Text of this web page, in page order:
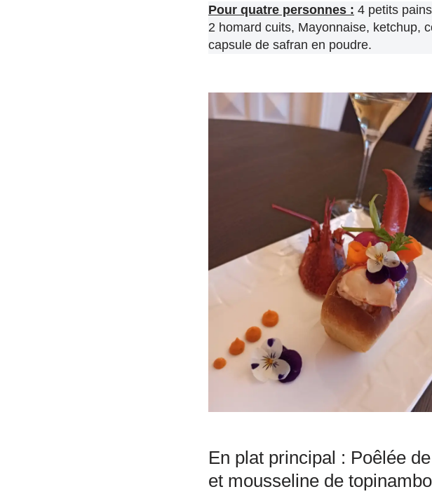
Pour quatre personnes : 4 petits
2 homard cuits, Mayonnaise, ketchup,
capsule de safran en poudre.
En plat principal : Poêlée
et mousseline de